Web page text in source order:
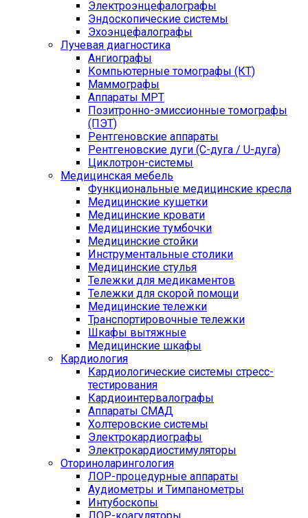
Электроэнцефалографы
Эндоскопические системы
Эхоэнцефалографы
Лучевая диагностика
Ангиографы
Компьютерные томографы (КТ)
Маммографы
Аппараты МРТ
Позитронно-эмиссионные томографы
(ПЭТ)
Рентгеновские аппараты
Рентгеновские дуги (С-дуга / U-дуга)
Циклотрон-системы
Медицинская мебель
Функциональные медицинские кресла
Медицинские кушетки
Медицинские кровати
Медицинские тумбочки
Медицинские стойки
Инструментальные столики
Медицинские стулья
Тележки для медикаментов
Тележки для скорой помощи
Медицинские тележки
Транспортировочные тележки
Шкафы вытяжные
Медицинские шкафы
Кардиология
Кардиологические системы стресс-
тестирования
Кардиоинтервалографы
Аппараты СМАД
Холтеровские системы
Электрокардиографы
Электрокардиостимуляторы
Оториноларингология
ЛОР-процедурные аппараты
Аудиометры и Тимпанометры
Интубоскопы